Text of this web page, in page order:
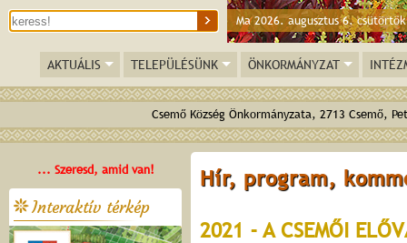
Ma 2026. augusztus 6.
AKTUÁLIS TELEPÜLÉSÜNK ÖNKORMÁNYZAT
Csemő Község Önkormányzata, 2713
... Szeresd, amid van!
Interaktív térkép
Hír, program,
2021 - A CSEMŐI